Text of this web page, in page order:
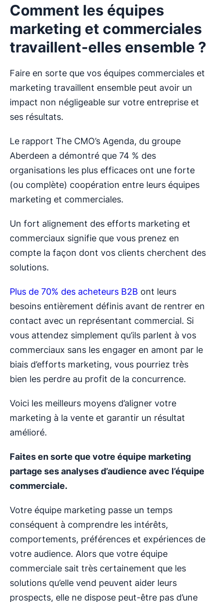
Comment les équipes
marketing et commerciales
travaillent-elles ensemble ?
Faire en sorte que vos équipes commerciales et
marketing travaillent ensemble peut avoir un
impact non négligeable sur votre entreprise et
ses résultats.
Le rapport The CMO’s Agenda, du groupe
Aberdeen a démontré que 74 % des
organisations les plus efficaces ont une forte
(ou complète) coopération entre leurs équipes
marketing et commerciales.
Un fort alignement des efforts marketing et
commerciaux signifie que vous prenez en
compte la façon dont vos clients cherchent des
solutions.
Plus de 70% des acheteurs B2B ont leurs
besoins entièrement définis avant de rentrer en
contact avec un représentant commercial. Si
vous attendez simplement qu’ils parlent à vos
commerciaux sans les engager en amont par le
biais d’efforts marketing, vous pourriez très
bien les perdre au profit de la concurrence.
Voici les meilleurs moyens d’aligner votre
marketing à la vente et garantir un résultat
amélioré.
Faites en sorte que votre équipe marketing
partage ses analyses d’audience avec l’équipe
commerciale.
Votre équipe marketing passe un temps
conséquent à comprendre les intérêts,
comportements, préférences et expériences de
votre audience. Alors que votre équipe
commerciale sait très certainement que les
solutions qu’elle vend peuvent aider leurs
prospects, elle ne dispose peut-être pas d’une